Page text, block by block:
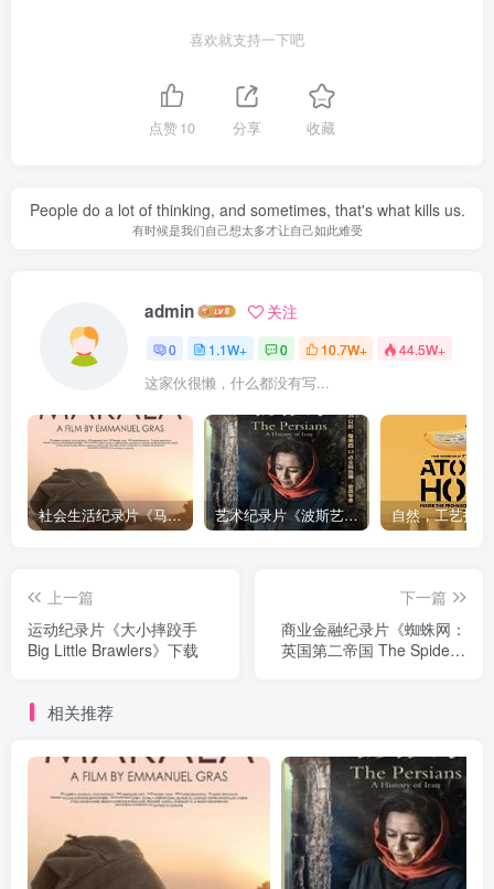
喜欢就支持一下吧
点赞10 分享 收藏
People do a lot of thinking, and sometimes, that's what kills us.
有时候是我们自己想太多才让自己如此难受
admin 关注
0 1.1W+ 0 10.7W+ 44.5W+
这家伙很懒，什么都没有写...
社会生活纪录片《马加拉 Makala》下载 艺术纪录片《波斯艺术 Art of Persia》下载
上一篇
运动纪录片《大小摔跤手
Big Little Brawlers》下载
下一篇
商业金融纪录片《蜘蛛网：
英国第二帝国 The Spider's
相关推荐